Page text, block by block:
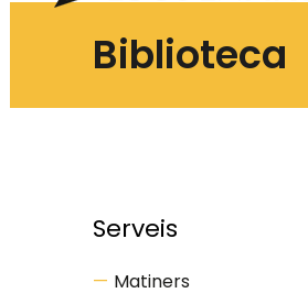
Biblioteca
Serveis
Matiners